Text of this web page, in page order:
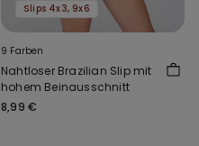
Slips 4x3, 9x6
9 Farben
Nahtloser Brazilian Slip mit
hohem Beinausschnitt
8,99 €